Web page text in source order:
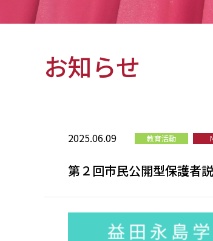
お知らせ
2025.06.09 教育活動
第２回市民公開型保護者